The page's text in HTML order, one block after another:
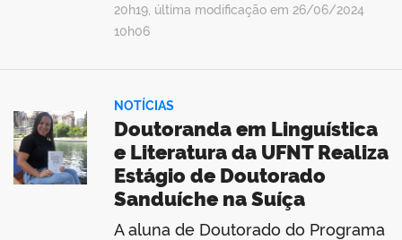
20h19, última modificação em 26/06/2024
10h06
NOTÍCIAS
Doutoranda em Linguística
e Literatura da UFNT Realiza
Estágio de Doutorado
Sanduíche na Suíça
A aluna de Doutorado do Programa